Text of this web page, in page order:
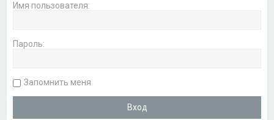
Имя пользователя:
Пароль:
Запомнить меня